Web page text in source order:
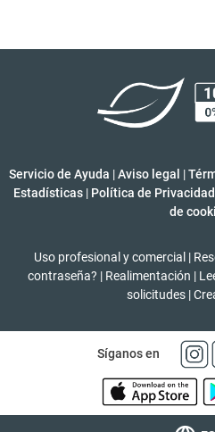
Servicio de Ayuda |Aviso legal |
Estadísticas | Política de Privacidad
de
Uso profesional y comercial |
contraseña? | Realimentación |
solicitudes |
Síganos en